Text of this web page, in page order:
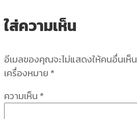
ใส่ความเห็น
อีเมลของคุณจะไม่แสดงให้คนอื่นเห็น
เครื่องหมาย *
ความเห็น *